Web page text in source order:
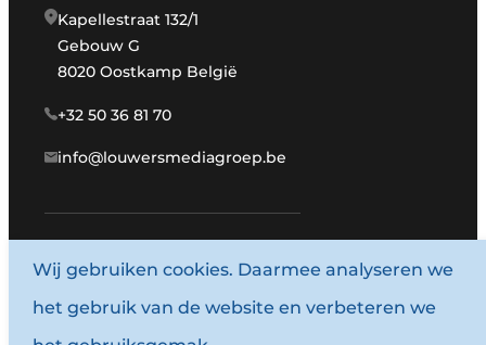
Kapellestraat 132/1
Gebouw G
8020 Oostkamp België
+32 50 36 81 70
info@louwersmediagroep.be
www.louwersmediagroep.com
© 1987 - 2026 Louwersmediagroep.
Wij gebruiken cookies. Daarmee analyseren we
het gebruik van de website en verbeteren we